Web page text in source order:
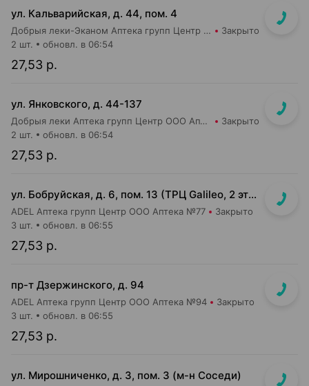
ул. Кальварийская, д. 44, пом. 4
Добрыя леки-Эканом Аптека групп Центр ООО Аптека №39 Закрыто
27,53 р.
2 шт. обновл. в 06:54
ул. Янковского, д. 44-137
Добрыя леки Аптека групп Центр ООО Аптека №56 Закрыто
27,53 р.
2 шт. обновл. в 06:54
ул. Бобруйская, д. 6, пом. 13 (ТРЦ Galileo, 2 этаж, рядом с м-ом "Соседи")
ADEL Аптека групп Центр ООО Аптека №77 Закрыто
27,53 р.
3 шт. обновл. в 06:55
пр-т Дзержинского, д. 94
ADEL Аптека групп Центр ООО Аптека №94 Закрыто
27,53 р.
3 шт. обновл. в 06:55
ул. Мирошниченко, д. 3, пом. 3 (м-н Соседи)